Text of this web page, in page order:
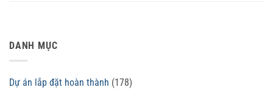
DANH MỤC
Dự án lắp đặt hoàn thành (178)